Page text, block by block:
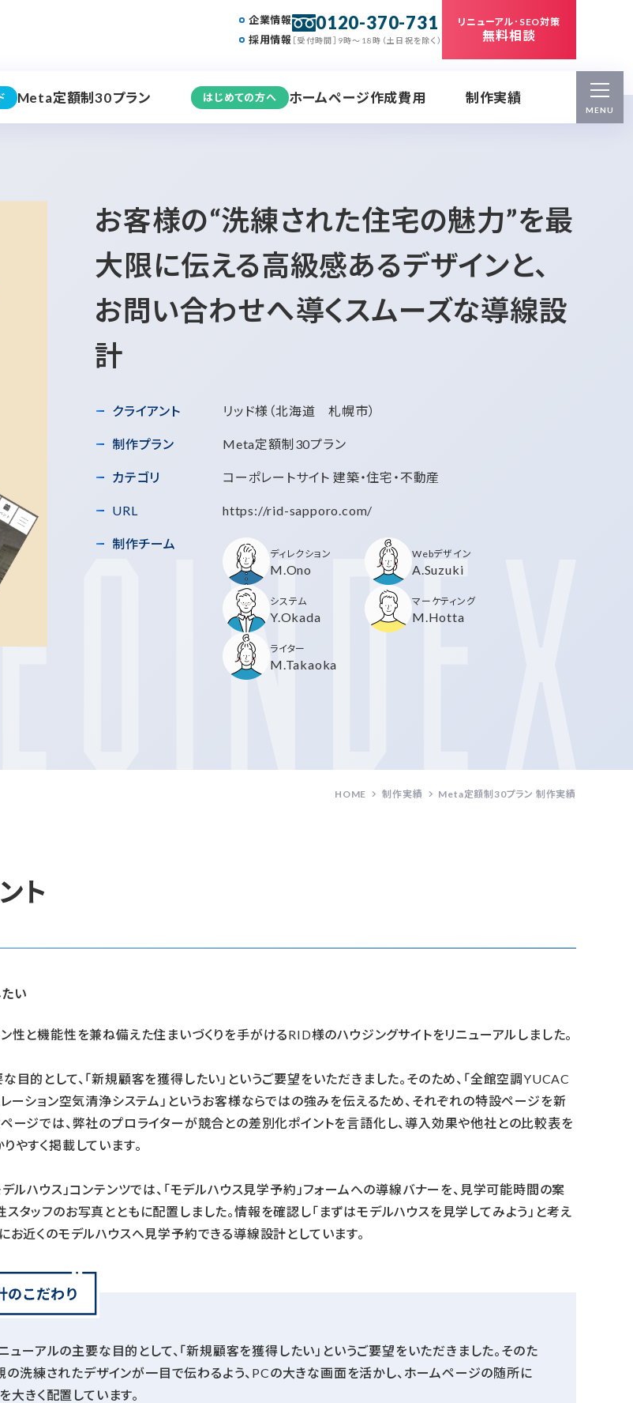
企業情報
採用情報
0120-370-731
［受付時間］9時～18時（土日祝を除く）
リニューアル･SEO対策
無料相談
Meta定額制30プラン はじめての方へ ホームページ作成費用 制作実績
MENU
お客様の“洗練された住宅の魅力”を最
大限に伝える高級感あるデザインと、
お問い合わせへ導くスムーズな導線設
計
クライアント リッド様 （北海道 札幌市）
制作プラン Meta定額制30プラン
カテゴリ コーポレートサイト 建築・住宅・不動産
URL https://rid-sapporo.com/
制作チーム
ディレクション
M.Ono
Webデザイン
A.Suzuki
システム
Y.Okada
マーケティング
M.Hotta
ライター
M.Takaoka
HOME 制作実績 Meta定額制30プラン 制作実績
ト
い
性と機能性を兼ね備えた住まいづくりを手がけるRID様のハウジングサイトをリニューアルしました。
目的として、「新規顧客を獲得したい」というご要望をいただきました。そのため、「全館空調YUCAC
レーション空気清浄システム」というお客様ならではの強みを伝えるため、それぞれの特設ページを新
ージでは、弊社のプロライターが競合との差別化ポイントを言語化し、導入効果や他社との比較表を
やすく掲載しています。
デルハウス」コンテンツでは、「モデルハウス見学予約」フォームへの導線バナーを、見学可能時間の案
タッフのお写真とともに配置しました。情報を確認し「まずはモデルハウスを見学してみよう」と考え
お近くのモデルハウスへ見学予約できる導線設計としています。
ューアルの主要な目的として、「新規顧客を獲得したい」というご要望をいただきました。そのた
の洗練されたデザインが一目で伝わるよう、PCの大きな画面を活かし、ホームページの随所に
大きく配置しています。